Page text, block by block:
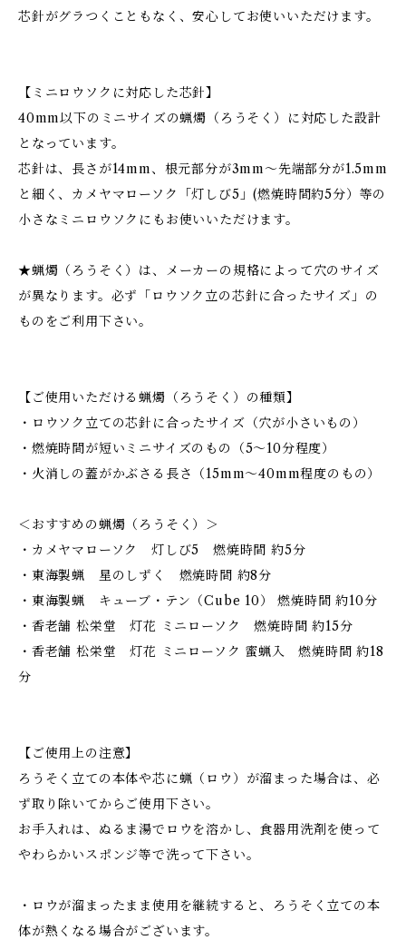
芯針がグラつくこともなく、安心してお使いいただけます。
【ミニロウソクに対応した芯針】
40mm以下のミニサイズの蝋燭（ろうそく）に対応した設計
となっています。
芯針は、長さが14mm、根元部分が3mm〜先端部分が1.5mm
と細く、カメヤマローソク「灯しび5」(燃焼時間約5分）等の
小さなミニロウソクにもお使いいただけます。
★蝋燭（ろうそく）は、メーカーの規格によって穴のサイズ
が異なります。必ず「ロウソク立の芯針に合ったサイズ」の
ものをご利用下さい。
【ご使用いただける蝋燭（ろうそく）の種類】
・ロウソク立ての芯針に合ったサイズ（穴が小さいもの）
・燃焼時間が短いミニサイズのもの（5～10分程度）
・火消しの蓋がかぶさる長さ（15mm～40mm程度のもの）
＜おすすめの蝋燭（ろうそく）＞
・カメヤマローソク 灯しび5 燃焼時間 約5分
・東海製蝋 星のしずく 燃焼時間 約8分
・東海製蝋 キューブ・テン（Cube 10） 燃焼時間 約10分
・香老舗 松栄堂 灯花 ミニローソク 燃焼時間 約15分
・香老舗 松栄堂 灯花 ミニローソク 蜜蝋入 燃焼時間 約18
分
【ご使用上の注意】
ろうそく立ての本体や芯に蝋（ロウ）が溜まった場合は、必
ず取り除いてからご使用下さい。
お手入れは、ぬるま湯でロウを溶かし、食器用洗剤を使って
やわらかいスポンジ等で洗って下さい。
・ロウが溜まったまま使用を継続すると、ろうそく立ての本
体が熱くなる場合がございます。